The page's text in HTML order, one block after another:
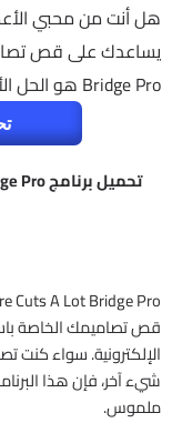
هل أنت من محبي
Bridge Pro هو الحل الأمثل لك!
قص تصاميمك الخاصة
الإلكترونية. سواء كنت
شيء آخر، فإن هذا
ملموس.